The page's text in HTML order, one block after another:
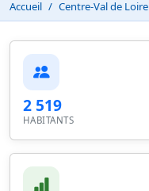
Accueil Centre-Val de Loire
2 519
HABITANTS